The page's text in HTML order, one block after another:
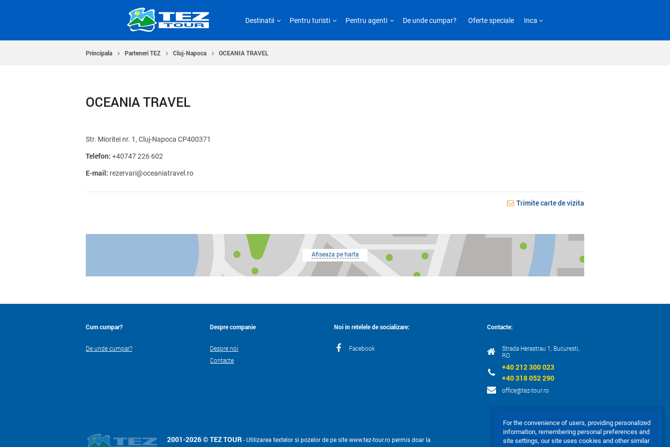
Destinatii Pentru turisti Pentru agenti De unde cumpar? Oferte speciale Inca
Principala Parteneri TEZ Cluj-Napoca OCEANIA TRAVEL
OCEANIA TRAVEL
Str. Mioritei nr. 1, Cluj-Napoca CP400371
Telefon: +40747 226 602
E-mail: rezervari@oceaniatravel.ro
Trimite carte de vizita
Afiseaza pe harta
Cum cumpar?
De unde cumpar?
Despre companie
Despre noi
Contacte
Noi in retelele de socializare:
Facebook
Contacte:
Strada Herastrau 1, Bucuresti,
RO
+40 212 300 023
+40 318 052 290
office@tez-tour.ro
2001-2026 © TEZ TOUR - Utilizarea textelor si pozelor de pe site www.tez-tour.ro permis doar la
Acceptam:
For the convenience of users, providing personalized
information, remembering personal preferences and
site settings, our site uses cookies and other similar